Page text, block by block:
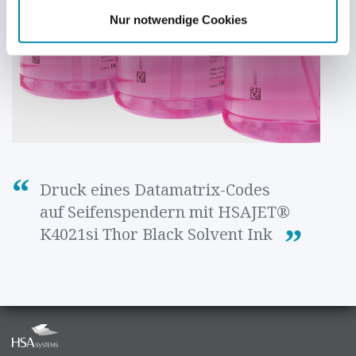
Nur notwendige Cookies
Druck eines Datamatrix-Codes
auf Seifenspendern mit HSAJET®
K4021si Thor Black Solvent Ink